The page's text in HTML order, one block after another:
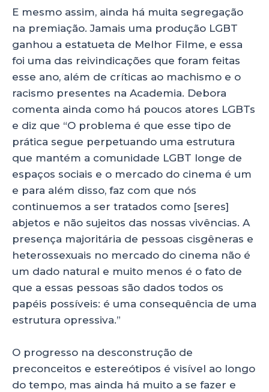
E mesmo assim, ainda há muita segregação
na premiação. Jamais uma produção LGBT
ganhou a estatueta de Melhor Filme, e essa
foi uma das reivindicações que foram feitas
esse ano, além de críticas ao machismo e o
racismo presentes na Academia. Debora
comenta ainda como há poucos atores LGBTs
e diz que “O problema é que esse tipo de
prática segue perpetuando uma estrutura
que mantém a comunidade LGBT longe de
espaços sociais e o mercado do cinema é um
e para além disso, faz com que nós
continuemos a ser tratados como [seres]
abjetos e não sujeitos das nossas vivências. A
presença majoritária de pessoas cisgêneras e
heterossexuais no mercado do cinema não é
um dado natural e muito menos é o fato de
que a essas pessoas são dados todos os
papéis possíveis: é uma consequência de uma
estrutura opressiva.”
O progresso na desconstrução de
preconceitos e estereótipos é visível ao longo
do tempo, mas ainda há muito a se fazer e